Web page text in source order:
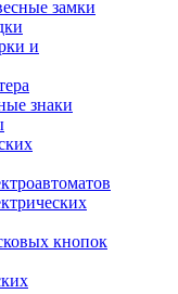
замки
и
знаки
кнопок